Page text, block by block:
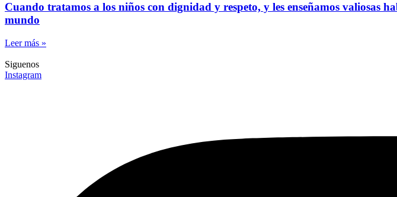
Cuando tratamos a los niños con dignidad y respeto, y les enseñamos valiosas
mundo
Leer más »
Siguenos
Instagram